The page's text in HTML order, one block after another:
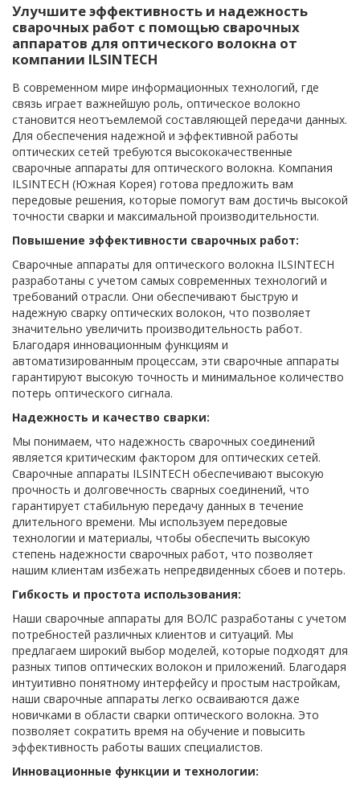
Улучшите эффективность и надежность
сварочных работ с помощью сварочных
аппаратов для оптического волокна от
компании ILSINTECH
В современном мире информационных технологий, где
связь играет важнейшую роль, оптическое волокно
становится неотъемлемой составляющей передачи данных.
Для обеспечения надежной и эффективной работы
оптических сетей требуются высококачественные
сварочные аппараты для оптического волокна. Компания
ILSINTECH (Южная Корея) готова предложить вам
передовые решения, которые помогут вам достичь высокой
точности сварки и максимальной производительности.
Повышение эффективности сварочных работ:
Сварочные аппараты для оптического волокна ILSINTECH
разработаны с учетом самых современных технологий и
требований отрасли. Они обеспечивают быструю и
надежную сварку оптических волокон, что позволяет
значительно увеличить производительность работ.
Благодаря инновационным функциям и
автоматизированным процессам, эти сварочные аппараты
гарантируют высокую точность и минимальное количество
потерь оптического сигнала.
Надежность и качество сварки:
Мы понимаем, что надежность сварочных соединений
является критическим фактором для оптических сетей.
Сварочные аппараты ILSINTECH обеспечивают высокую
прочность и долговечность сварных соединений, что
гарантирует стабильную передачу данных в течение
длительного времени. Мы используем передовые
технологии и материалы, чтобы обеспечить высокую
степень надежности сварочных работ, что позволяет
нашим клиентам избежать непредвиденных сбоев и потерь.
Гибкость и простота использования:
Наши сварочные аппараты для ВОЛС разработаны с учетом
потребностей различных клиентов и ситуаций. Мы
предлагаем широкий выбор моделей, которые подходят для
разных типов оптических волокон и приложений. Благодаря
интуитивно понятному интерфейсу и простым настройкам,
наши сварочные аппараты легко осваиваются даже
новичками в области сварки оптического волокна. Это
позволяет сократить время на обучение и повысить
эффективность работы ваших специалистов.
Инновационные функции и технологии: